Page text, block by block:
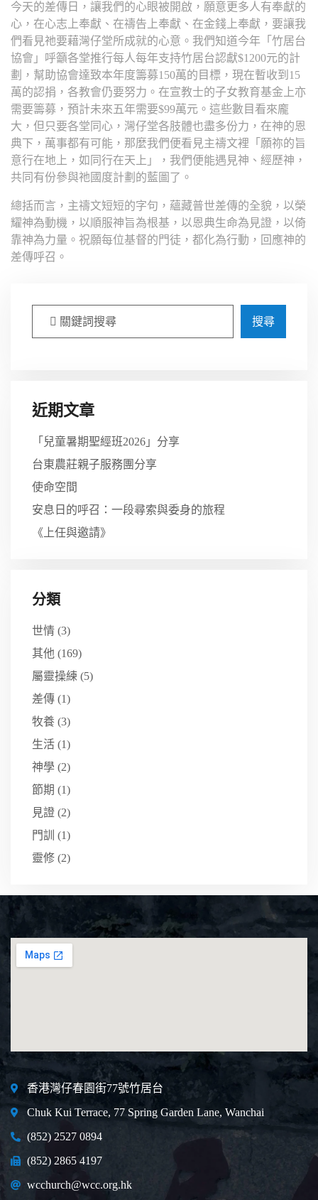
今天的差傳日，讓我們的心眼被開啟，願意更多人有奉獻的
心，在心志上奉獻、在禱告上奉獻、在金錢上奉獻，要讓我
們看見祂要藉灣仔堂所成就的心意。我們知道今年「竹居台
協會」呼籲各堂推行每人每年支持竹居台認獻$1200元的計
劃，幫助協會達致本年度籌募150萬的目標，現在暫收到15
萬的認捐，各教會仍要努力。在宣教士的子女教育基金上亦
需要籌募，預計未來五年需要$99萬元。這些數目看來龐
大，但只要各堂同心，灣仔堂各肢體也盡多份力，在神的恩
典下，萬事都有可能，那麼我們便看見主禱文裡「願祢的旨
意行在地上，如同行在天上」，我們便能遇見神、經歷神，
共同有份參與祂國度計劃的藍圖了。
總括而言，主禱文短短的字句，蘊藏普世差傳的全貌，以榮
耀神為動機，以順服神旨為根基，以恩典生命為見證，以倚
靠神為力量。祝願每位基督的門徒，都化為行動，回應神的
差傳呼召。
搜尋
近期文章
「兒童暑期聖經班2026」分享
台東農莊親子服務團分享
使命空間
安息日的呼召：一段尋索與委身的旅程
《上任與邀請》
分類
世情 (3)
其他 (169)
屬靈操練 (5)
差傳 (1)
牧養 (3)
生活 (1)
神學 (2)
節期 (1)
見證 (2)
門訓
(1)
靈修 (2)
香港灣仔春園街77號竹居台
Chuk Kui Terrace, 77 Spring Garden Lane, Wanchai
(852) 2527 0894
(852) 2865 4197
wcchurch@wcc.org.hk